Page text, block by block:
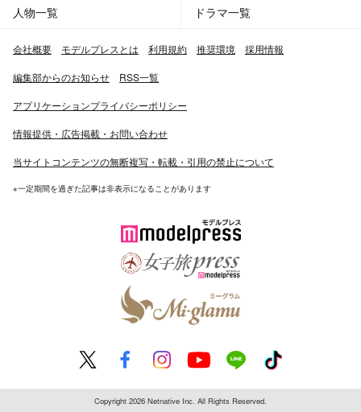
人物一覧 ドラマ一覧
会社概要 モデルプレスとは 利用規約 推奨環境 採用情報
編集部からのお知らせ RSS一覧
アプリケーションプライバシーポリシー
情報提供・広告掲載・お問い合わせ
当サイトコンテンツの無断複写・転載・引用の禁止について
※一定期間を過ぎた記事は非表示になることがあります
Copyright 2026 Netnative Inc. All Rights Reserved.